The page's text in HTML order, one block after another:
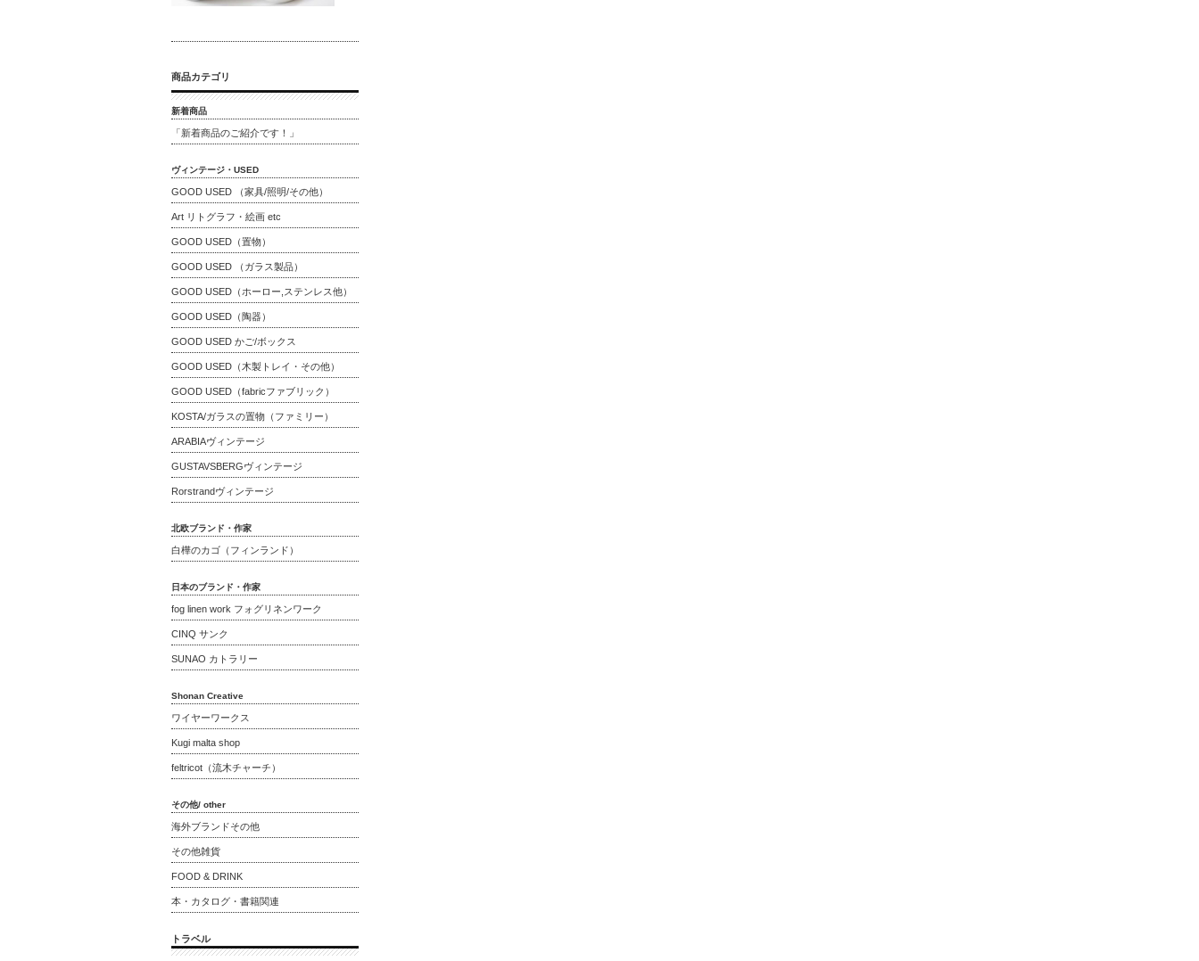
商品カテゴリ
新着商品
「新着商品のご紹介です！」
ヴィンテージ・USED
GOOD USED （家具/照明/その他）
Art リトグラフ・絵画 etc
GOOD USED（置物）
GOOD USED （ガラス製品）
GOOD USED（ホーロー,ステンレス他）
GOOD USED（陶器）
GOOD USED かご/ボックス
GOOD USED（木製トレイ・その他）
GOOD USED（fabricファブリック）
KOSTA/ガラスの置物（ファミリー）
ARABIAヴィンテージ
GUSTAVSBERGヴィンテージ
Rorstrandヴィンテージ
北欧ブランド・作家
白樺のカゴ（フィンランド）
日本のブランド・作家
fog linen work フォグリネンワーク
CINQ サンク
SUNAO カトラリー
Shonan Creative
ワイヤーワークス
Kugi malta shop
feltricot（流木チャーチ）
その他/ other
海外ブランドその他
その他雑貨
FOOD & DRINK
本・カタログ・書籍関連
トラベル